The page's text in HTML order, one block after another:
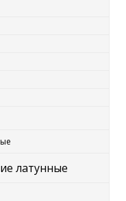
латунные